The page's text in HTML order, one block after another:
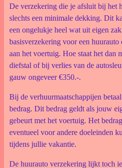
De verzekering die je afsluit bij het
slechts een minimale dekking. Dit
een ongelukje heel wat uit eigen
basisverzekering voor een huurauto
aan het voertuig. Hoe staat het dan
diefstal of bij verlies van de
gauw ongeveer €350.-.
Bij de verhuurmaatschappijen
bedrag. Dit bedrag geldt als jouw
gebeurt met het voertuig. Het
eventueel voor andere doeleinden
tijdens jullie vakantie.
De huurauto verzekering lijkt toch